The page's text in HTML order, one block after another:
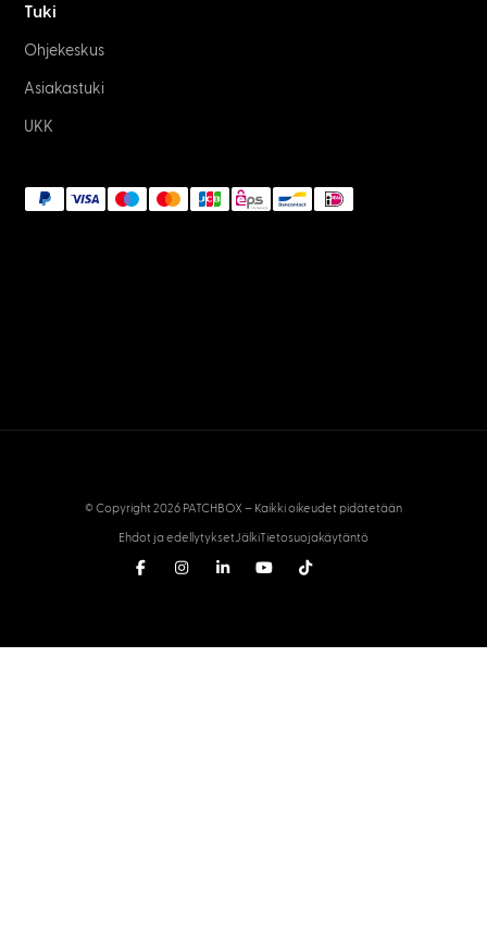
Tuki
Ohjekeskus
Asiakastuki
UKK
© Copyright 2026 PATCHBOX – Kaikki oikeudet pidätetään
Ehdot ja edellytykset JälkiTietosuojakäytäntö